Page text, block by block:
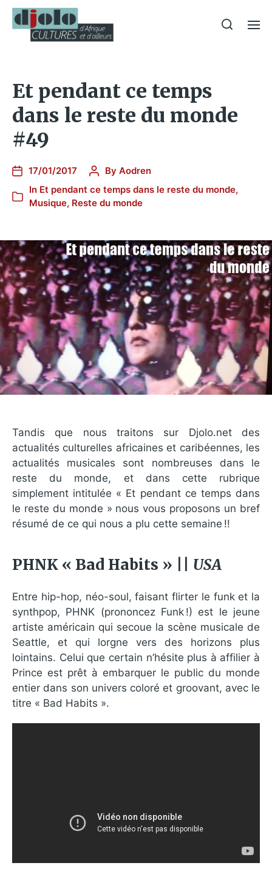
Et pendant ce temps
dans le reste du monde
#49
17/01/2017 By Aodren
In Et pendant ce temps dans le reste du monde,
Musique, Reste du monde
Tandis que nous traitons sur Djolo.net des
actualités culturelles africaines et caribéennes, les
actualités musicales sont nombreuses dans le
reste du monde, et dans cette rubrique
simplement intitulée « Et pendant ce temps dans
le reste du monde » nous vous proposons un bref
résumé de ce qui nous a plu cette semaine !!
PHNK « Bad Habits » || USA
Entre hip-hop, néo-soul, faisant flirter le funk et la
synthpop, PHNK (prononcez Funk !) est le jeune
artiste américain qui secoue la scène musicale de
Seattle, et qui lorgne vers des horizons plus
lointains. Celui que certain n’hésite plus à affilier à
Prince est prêt à embarquer le public du monde
entier dans son univers coloré et groovant, avec le
titre « Bad Habits ».